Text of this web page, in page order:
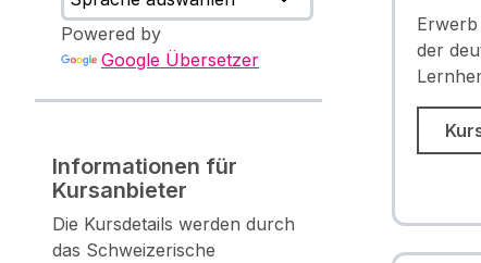
Powered by
Google Übersetzer
Informationen für
Kursanbieter
Die Kursdetails werden durch
das Schweizerische
der